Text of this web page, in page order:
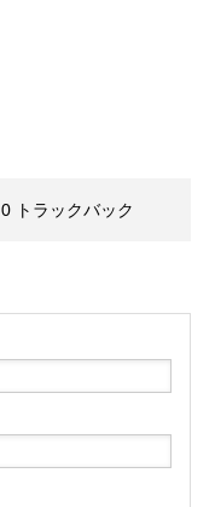
0 トラックバック